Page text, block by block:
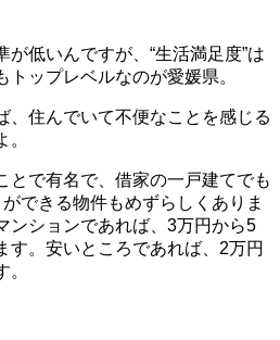
低いんですが、“生活満足度”は
ップレベルなのが愛媛県。
、住んでいて不便なことを感じる
とで有名で、借家の一戸建てでも
できる物件もめずらしくありま
ンションであれば、3万円から5
す。安いところであれば、2万円